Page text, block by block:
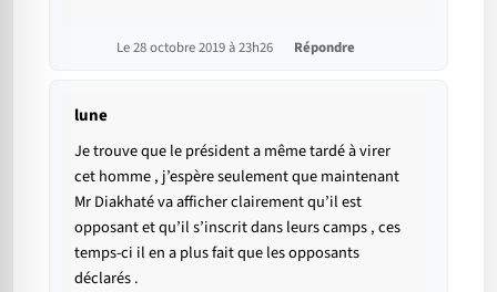
Le 28 octobre 2019 à 23h26 Répondre
lune
Je trouve que le président a même tardé à virer
cet homme , j’espère seulement que maintenant
Mr Diakhaté va afficher clairement qu’il est
opposant et qu’il s’inscrit dans leurs camps , ces
temps-ci il en a plus fait que les opposants
déclarés .